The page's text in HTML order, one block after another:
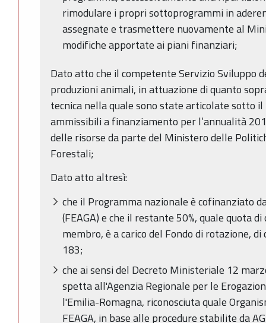
rimodulare i propri sottoprogrammi in
assegnate e trasmettere nuovamente al
modifiche apportate ai piani finanziari;
Dato atto che il competente Servizio Sviluppo
produzioni animali, in attuazione di quanto
tecnica nella quale sono state articolate sotto
ammissibili a finanziamento per l’annualità
delle risorse da parte del Ministero delle
Forestali;
Dato atto altresì:
che il Programma nazionale è cofinanziato
(FEAGA) e che il restante 50%, quale quota
membro, è a carico del Fondo di rotazione,
183;
che ai sensi del Decreto Ministeriale 12
spetta all'Agenzia Regionale per le
l'Emilia-Romagna, riconosciuta quale
FEAGA, in base alle procedure stabilite da